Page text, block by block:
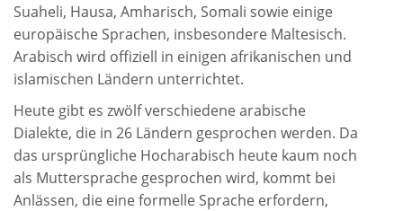
Suaheli, Hausa, Amharisch, Somali sowie einige
europäische Sprachen, insbesondere Maltesisch.
Arabisch wird offiziell in einigen afrikanischen und
islamischen Ländern unterrichtet.
Heute gibt es zwölf verschiedene arabische
Dialekte, die in 26 Ländern gesprochen werden. Da
das ursprüngliche Hocharabisch heute kaum noch
als Muttersprache gesprochen wird, kommt bei
Anlässen, die eine formelle Sprache erfordern,